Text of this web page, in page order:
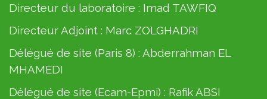
Directeur du laboratoire : Imad TAWFIQ
Directeur Adjoint : Marc ZOLGHADRI
Délégué de site (Paris 8) : Abderrahman EL
MHAMEDI
Délégué de site (Ecam-Epmi) : Rafik ABSI